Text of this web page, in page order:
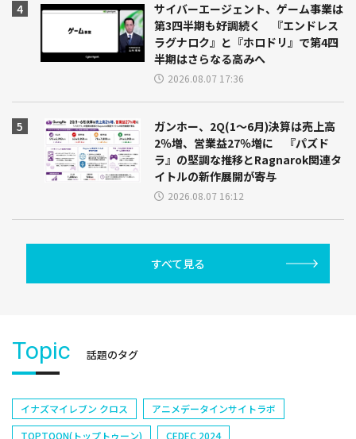
サイバーエージェント、ゲーム事業は
第3四半期も好調続く 『エンドレス
ラグナロク』と『ホロドリ』で第4四
半期はさらなる高みへ
2026.08.07 17:36
ガンホー、2Q(1～6月)決算は売上高
2％増、営業益27％増に 『パズド
ラ』の堅調な推移とRagnarok関連タ
イトルの新作展開が寄与
2026.08.07 16:12
すべて見る
Topic 話題のタグ
イナズマイレブン クロス
アニメデータインサイトラボ
TOPTOON(トップトゥーン)
CEDEC 2024